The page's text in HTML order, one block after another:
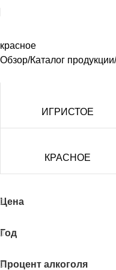
красное
Обзор Каталог продукции
ИГРИСТОЕ
КРАСНОЕ
Цена
Год
Процент алкоголя